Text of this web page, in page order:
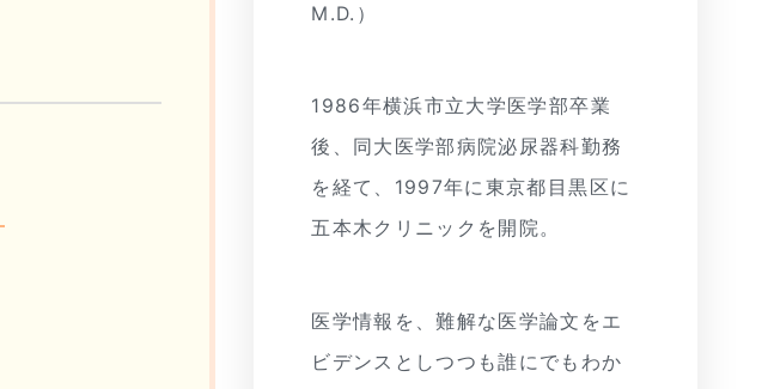
M.D.）
1986年横浜市立大学医学部卒業
後、同大医学部病院泌尿器科勤務
を経て、1997年に東京都目黒区に
五本木クリニックを開院。
医学情報を、難解な医学論文をエ
ビデンスとしつつも誰にでもわか